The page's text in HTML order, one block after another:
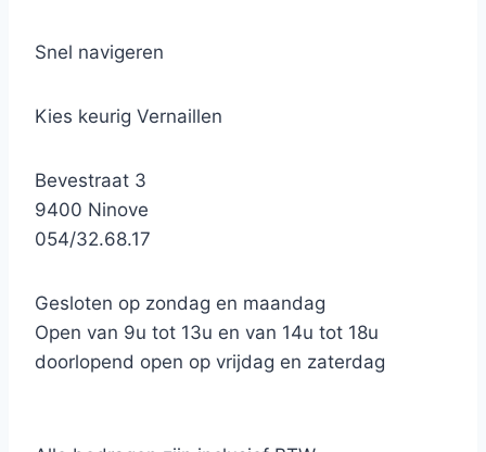
Snel navigeren
Kies keurig Vernaillen
Bevestraat 3
9400 Ninove
054/32.68.17
Gesloten op zondag en maandag
Open van 9u tot 13u en van 14u tot 18u
doorlopend open op vrijdag en zaterdag